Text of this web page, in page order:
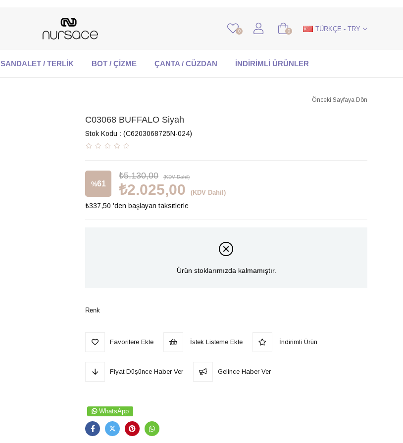
0 0 TÜRKÇE - TRY
SANDALET / TERLİK BOT / ÇİZME ÇANTA / CÜZDAN İNDİRİMLİ ÜRÜNLER
Önceki Sayfaya Dön
C03068 BUFFALO Siyah
Stok Kodu (C6203068725N-024)
%61
İndirim
₺5.130,00 (KDV Dahil)
₺2.025,00 (KDV Dahil)
₺337,50 'den başlayan taksitlerle
Ürün stoklarımızda kalmamıştır.
Renk
Favorilere Ekle İstek Listeme Ekle İndirimli Ürün
Fiyat Düşünce Haber Ver Gelince Haber Ver
WhatsApp